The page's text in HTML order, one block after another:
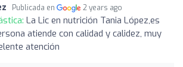
Publicada en 2 years ago
La Lic en nutrición Tania López,es
atiende con calidad y calidez, muy
atención